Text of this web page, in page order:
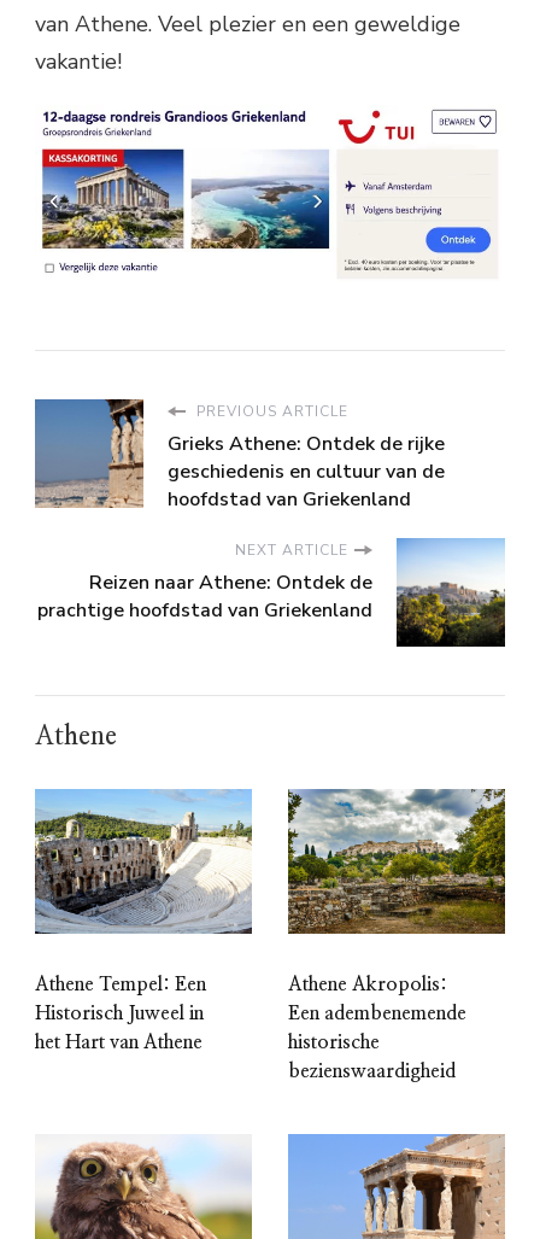
van Athene. Veel plezier en een geweldige
vakantie!
PREVIOUS ARTICLE
Grieks Athene: Ontdek de rijke
geschiedenis en cultuur van de
hoofdstad van Griekenland
NEXT ARTICLE
Reizen naar Athene: Ontdek de
prachtige hoofdstad van Griekenland
Athene
Athene Tempel: Een
Historisch Juweel in
het Hart van Athene
Athene Akropolis:
Een adembenemende
historische
bezienswaardigheid